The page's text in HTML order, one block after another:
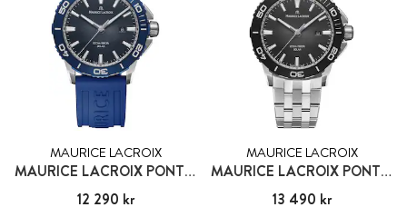
MAURICE LACROIX
MAURICE LACROIX PONTOS
Pris: 12 290 kr
12 290 kr
MAURICE LACROIX
MAURICE LACROIX PONTOS
Pris: 13 490 kr
13 490 kr